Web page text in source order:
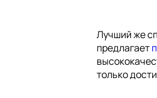
Лучший же
предлагает
только